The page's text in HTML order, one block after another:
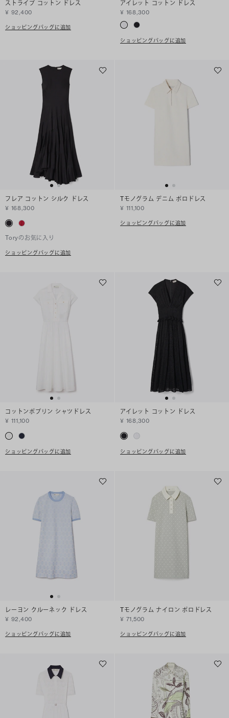
ストライプ コットン ドレス
¥ 92,400
ショッピングバッグに追加
アイレット コットン ドレス
¥ 168,300
ショッピングバッグに追加
フレア コットン シルク ドレス
¥ 168,300
Toryのお気に入り
ショッピングバッグに追加
Tモノグラム デニム ポロドレス
¥ 111,100
ショッピングバッグに追加
コットンポプリン シャツドレス
¥ 111,100
ショッピングバッグに追加
アイレット コットン ドレス
¥ 168,300
ショッピングバッグに追加
レーヨン クルーネック ドレス
¥ 92,400
ショッピングバッグに追加
Tモノグラム ナイロン ポロドレス
¥ 71,500
ショッピングバッグに追加